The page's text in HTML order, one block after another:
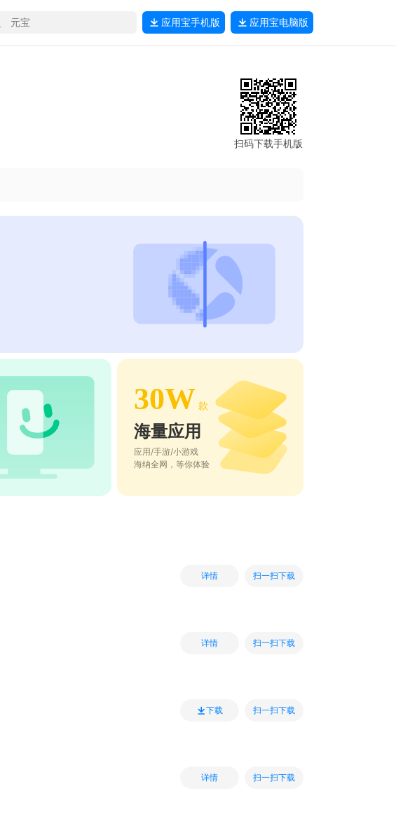
应用宝手机版 应用宝电脑版
扫码下载手机版
30W 款
海量应用
应用/手游/小游戏
海纳全网，等你体验
详情 扫一扫下载
详情 扫一扫下载
下载 扫一扫下载
详情 扫一扫下载